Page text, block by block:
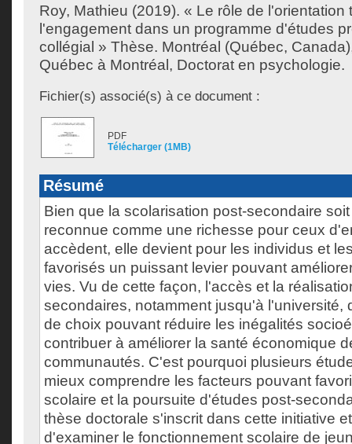
Roy, Mathieu (2019). « Le rôle de l'orientation
l'engagement dans un programme d'études
collégial » Thèse. Montréal (Québec,
Québec à Montréal, Doctorat en psychologie.
Fichier(s) associé(s) à ce document :
PDF
Télécharger (1MB)
Résumé
Bien que la scolarisation post-secondaire
reconnue comme une richesse pour ceux
accèdent, elle devient pour les individus et
favorisés un puissant levier pouvant
vies. Vu de cette façon, l'accès et la
secondaires, notamment jusqu'à l'université,
de choix pouvant réduire les inégalités
contribuer à améliorer la santé économique
communautés. C'est pourquoi plusieurs
mieux comprendre les facteurs pouvant
scolaire et la poursuite d'études post-
thèse doctorale s'inscrit dans cette initiative
d'examiner le fonctionnement scolaire de